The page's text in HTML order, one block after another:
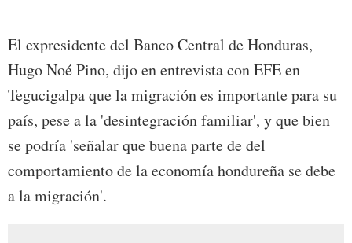
El expresidente del Banco Central de Honduras,
Hugo Noé Pino, dijo en entrevista con EFE en
Tegucigalpa que la migración es importante para su
país, pese a la 'desintegración familiar', y que bien
se podría 'señalar que buena parte de del
comportamiento de la economía hondureña se debe
a la migración'.